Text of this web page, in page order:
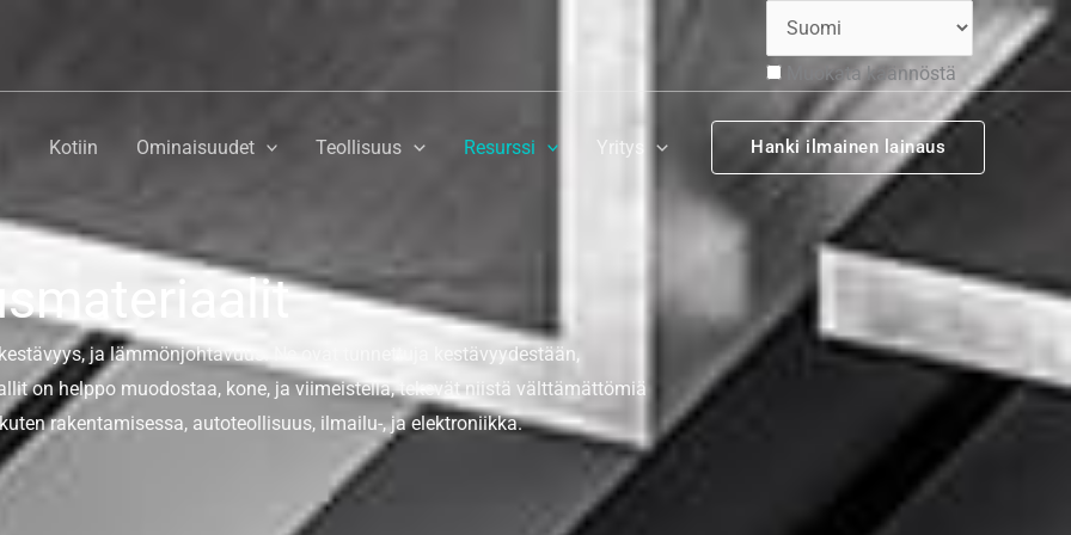
Muokata käännöstä
Kotiin Ominaisuudet Teollisuus Resurssi Yritys Hanki ilmainen lainaus
ja lämmönjohtavuus. Ne ovat tunnettuja kestävyydestään,
on helppo muodostaa, kone, ja viimeistellä, tekevät niistä välttämättömiä
rakentamisessa, autoteollisuus, ilmailu-, ja elektroniikka.